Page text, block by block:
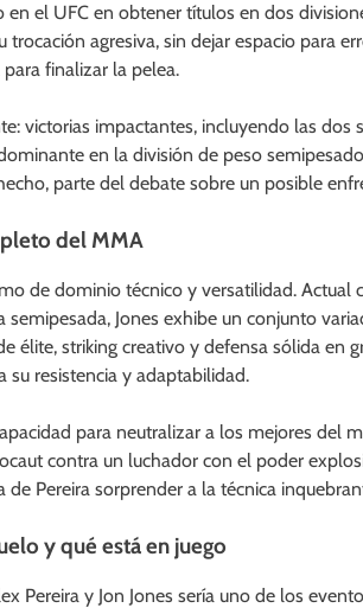
en el UFC en obtener títulos en dos
trocación agresiva, sin dejar espacio para
finalizar la pelea.
victorias impactantes, incluyendo las
en la división de peso
parte del debate sobre un posible
del MMA
de dominio técnico y versatilidad.
semipesada, Jones exhibe un conjunto
élite, striking creativo y defensa sólida en
su resistencia y adaptabilidad.
para neutralizar a los mejores del
contra un luchador con el poder
de Pereira sorprender a la técnica
y qué está en juego
Pereira y Jon Jones sería uno de los